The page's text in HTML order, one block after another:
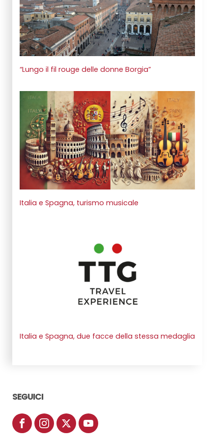
“Lungo il fil rouge delle donne Borgia”
Italia e Spagna, turismo musicale
Italia e Spagna, due facce della stessa medaglia
SEGUICI